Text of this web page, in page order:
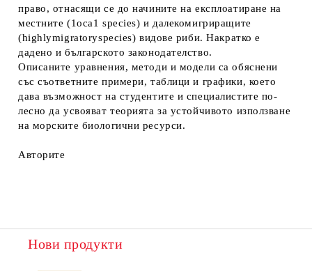
право, отнасящи се до начините на експлоатиране на
местните (1оса1 species) и далекомигриращите
(highlymigratoryspecies) видове риби. Накратко е
дадено и българското законодателство.
Описаните уравнения, методи и модели са обяснени
със съответните примери, таблици и графики, което
дава възможност на студентите и специалистите по-
лесно да усвояват теорията за устойчивото използване
на морските биологични ресурси.
Авторите
Нови продукти